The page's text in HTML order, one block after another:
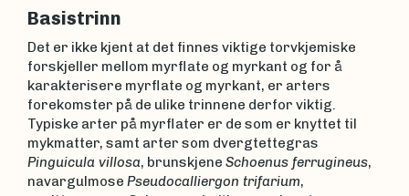
Basistrinn
Det er ikke kjent at det finnes viktige torvkjemiske
forskjeller mellom myrflate og myrkant og for å
karakterisere myrflate og myrkant, er arters
forekomster på de ulike trinnene derfor viktig.
Typiske arter på myrflater er de som er knyttet til
mykmatter, samt arter som dvergtettegras
Pinguicula villosa, brunskjene Schoenus ferrugineus,
navargulmose Pseudocalliergon trifarium,